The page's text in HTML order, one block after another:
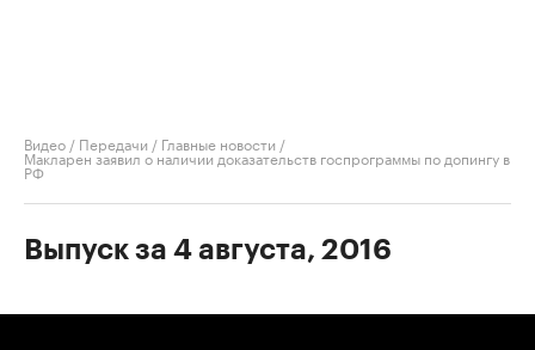
Видео / Передачи / Главные новости /
Макларен заявил о наличии доказательств госпрограммы по допингу в
РФ
Выпуск за 4 августа, 2016